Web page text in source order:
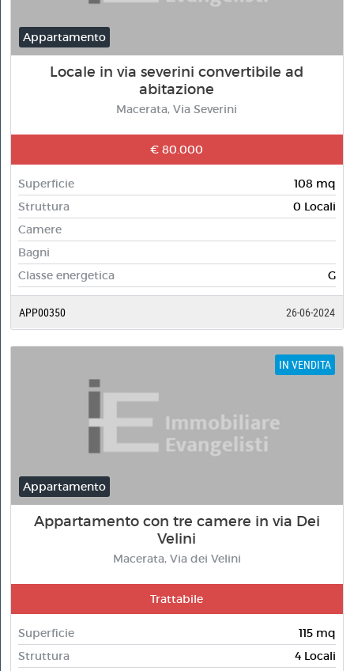
Appartamento
Locale in via severini convertibile ad
abitazione
Macerata, Via Severini
€ 80.000
Superficie
108 mq
Struttura
0 Locali
Camere
Bagni
Classe energetica
G
APP00350 26-06-2024
IN VENDITA
Appartamento
Appartamento con tre camere in via Dei
Velini
Macerata, Via dei Velini
Trattabile
Superficie
115 mq
Struttura
4 Locali